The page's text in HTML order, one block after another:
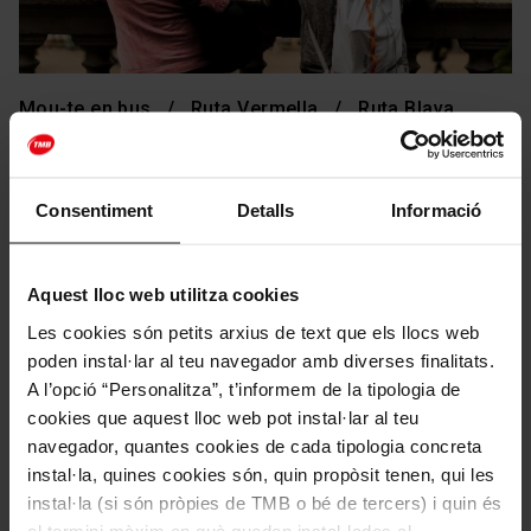
Consentiment Detalls Informació
Aquest lloc web utilitza cookies
Les cookies són petits arxius de text que els llocs web
poden instal·lar al teu navegador amb diverses finalitats.
A l’opció “Personalitza”, t’informem de la tipologia de
cookies que aquest lloc web pot instal·lar al teu
navegador, quantes cookies de cada tipologia concreta
instal·la, quines cookies són, quin propòsit tenen, qui les
instal·la (si són pròpies de TMB o bé de tercers) i quin és
Mou-te en bus Ruta Vermella Ruta Blava
Barcelona per a joves
Barcelona és una ciutat per a tots els públics. Parelles,
sempre té alguna cosa a oferir-te.
LLEGEIX MÉS Facebook
Twitter